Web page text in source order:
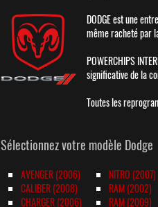
DODGE est une
même racheté par
POWERCHIPS
significative de la
Toutes les
Sélectionnez votre modèle Dodge
AVENGER (2006)
CALIBER (2008)
CHARGER (2006)
NITRO (2007)
RAM (2002)
RAM (2009)